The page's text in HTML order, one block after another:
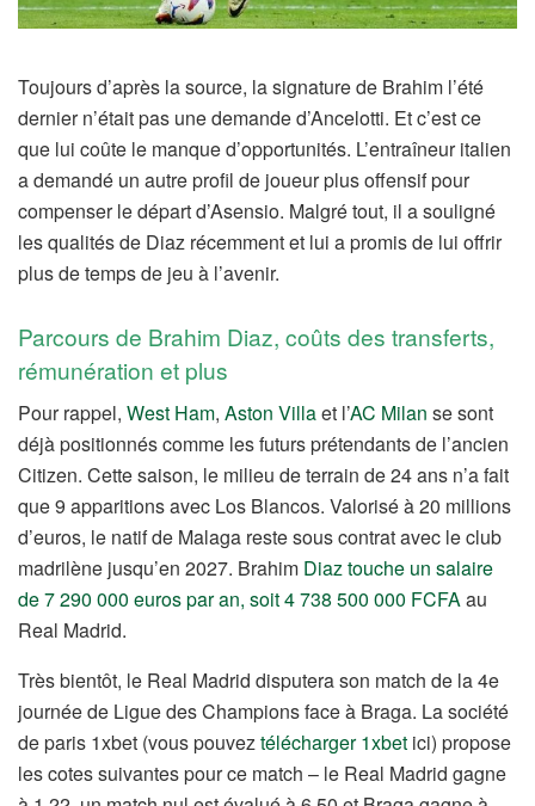
Toujours d’après la source, la signature de Brahim l’été
dernier n’était pas une demande d’Ancelotti. Et c’est ce
que lui coûte le manque d’opportunités. L’entraîneur italien
a demandé un autre profil de joueur plus offensif pour
compenser le départ d’Asensio. Malgré tout, il a souligné
les qualités de Diaz récemment et lui a promisde lui offrir
plus de temps de jeu à l’avenir.
Parcours de Brahim Diaz, coûts des transferts,
rémunération et plus
Pour rappel, West Ham, Aston Villaet l’AC Milan se sont
déjà positionnés comme les futurs prétendants de l’ancien
Citizen. Cette saison, le milieu de terrain de 24 ans n’a fait
que 9 apparitions avec Los Blancos. Valorisé à 20 millions
d’euros, le natif de Malaga reste sous contrat avec le club
madrilène jusqu’en 2027. Brahim Diaz touche un salaire
de 7 290 000 euros par an, soit 4 738 500 000 FCFAau
Real Madrid.
Très bientôt, le Real Madrid disputera son match de la 4e
journée de Ligue des Champions face à Braga. La société
de paris 1xbet (vous pouveztélécharger 1xbet ici) propose
les cotes suivantes pour ce match – le Real Madrid gagne